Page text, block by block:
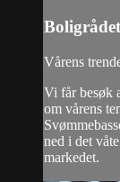
Vårens
Vi får besøk
om vårens
ned i det
markedet.